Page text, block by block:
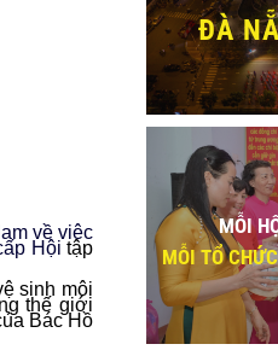
về việc
Hội tập
sinh môi
thế giới
Bác Hồ
ĐÀ
MỖI
MỖI TỔ